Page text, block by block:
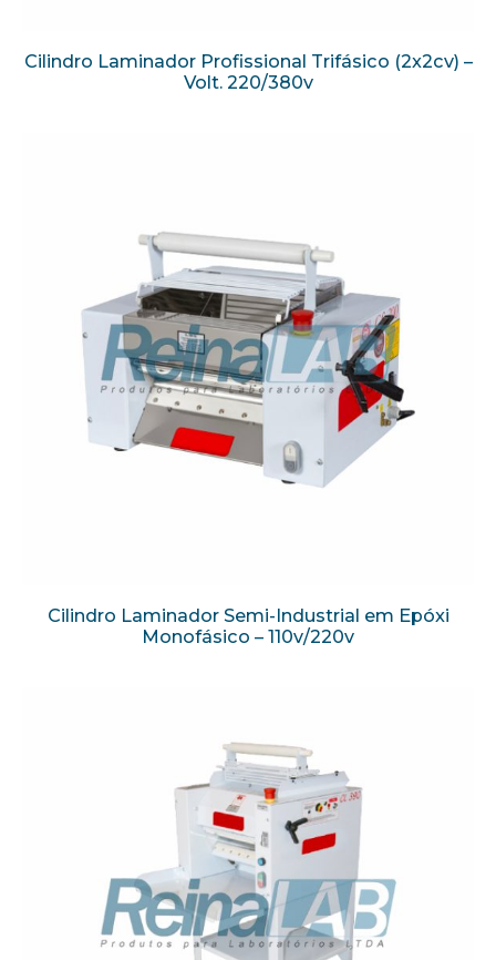
Cilindro Laminador Profissional Trifásico (2x2cv) –
Volt. 220/380v
Cilindro Laminador Semi-Industrial em Epóxi
Monofásico – 110v/220v